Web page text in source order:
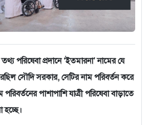
পরিষেবা প্রদানে ‘ইতমারনা’ নামের যে
সৌদি সরকার, সেটির নাম পরিবর্তন করে
পাশাপাশি যাত্রী পরিষেবা বাড়াতে
হচ্ছে।